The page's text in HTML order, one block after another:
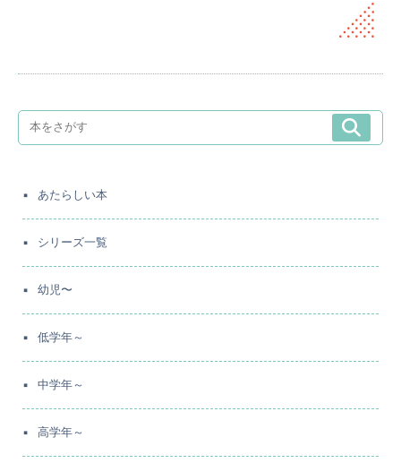
あたらしい本
シリーズ一覧
幼児〜
低学年～
中学年～
高学年～